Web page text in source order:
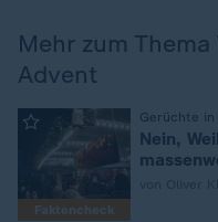
Mehr zum
Advent
Faktencheck
Gerüchte in
Nein,